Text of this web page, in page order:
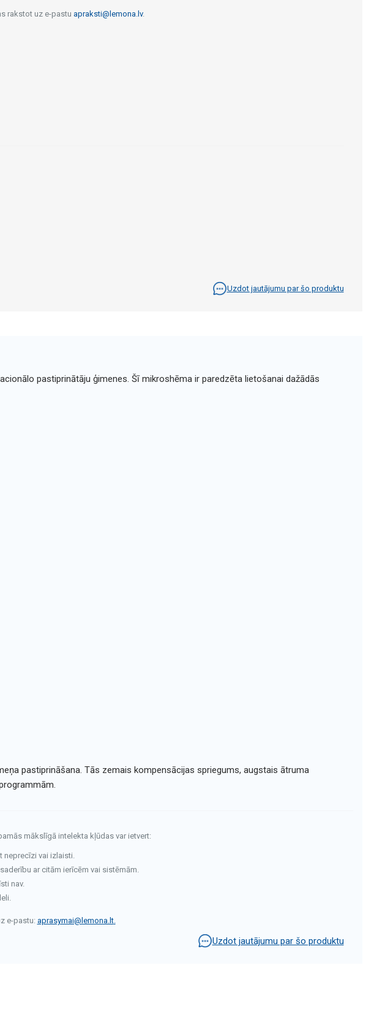
rakstot uz e-pastu apraksti@lemona.lv.
Uzdot jautājumu par šo produktu
pastiprinātāju ģimenes. Šī mikroshēma ir paredzēta lietošanai dažādās
pastiprināšana. Tās zemais kompensācijas spriegums, augstais ātruma
mākslīgā intelekta kļūdas var ietvert:
vai izlaisti.
ar citām ierīcēm vai sistēmām.
nav.
e-pastu: aprasymai@lemona.lt.
Uzdot jautājumu par šo produktu